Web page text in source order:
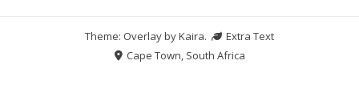
Theme: Overlay byKaira.
Extra Text
Cape Town, South Africa